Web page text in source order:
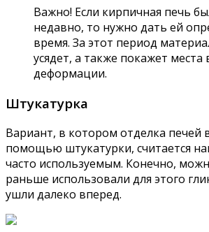
Важно! Если кирпичная печь
недавно, то нужно дать ей
время. За этот период
усядет, а также покажет
деформации.
Штукатурка
Вариант, в котором отделка печей
помощью штукатурки, считается
часто используемым. Конечно,
раньше использовали для этого
ушли далеко вперед.